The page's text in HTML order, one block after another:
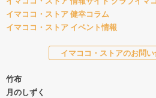
イマココ・ストア 健幸コラム
イマココ・ストア イベント情報
イマココ・ストアのお問
竹布
月のしずく